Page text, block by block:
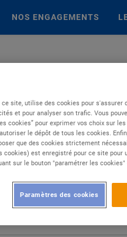
NOS ENGAGEMENTS
ce site, utilise des cookies pour
et pour analyser son trafic. Vous
cookies” pour exprimer vos choix sur
le dépôt de tous les cookies.
que des cookies strictement
cookies) est enregistré pour ce site pour
sur le bouton "paramétrer les cookies"
Paramètres des cookies